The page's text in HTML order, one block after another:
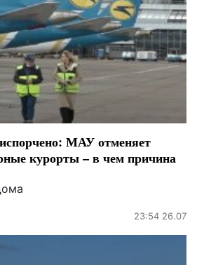
МАУ отменяет
курорты – в чем причина
23:54 26.07